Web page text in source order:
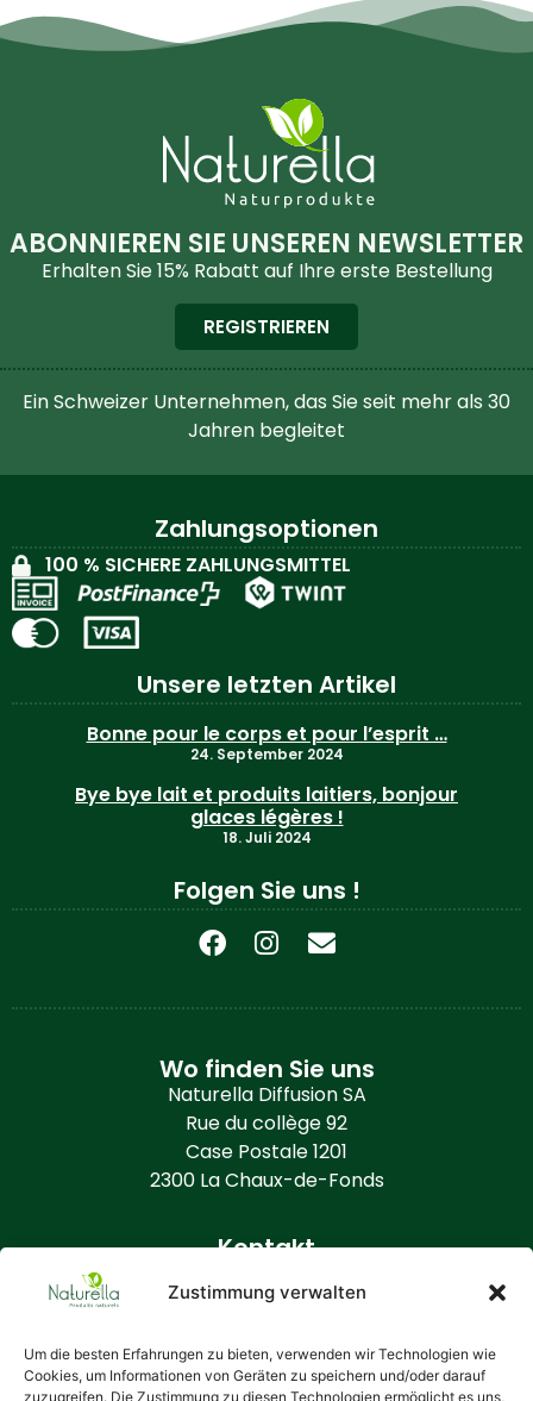
Zustimmung verwalten
Um die besten Erfahrungen zu bieten, verwenden wir Technologien wie
Cookies, um Informationen von Geräten zu speichern und/oder darauf
zuzugreifen. Die Zustimmung zu diesen Technologien ermöglicht es uns,
ABONNIEREN SIE UNSEREN NEWSLETTER
Erhalten Sie 15% Rabatt auf Ihre erste Bestellung
REGISTRIEREN
Ein Schweizer Unternehmen, das Sie seit mehr als 30
Jahren begleitet
Zahlungsoptionen
100 % SICHERE ZAHLUNGSMITTEL
Unsere letzten Artikel
Bonne pour le corps et pour l’esprit …
24. September 2024
Bye bye lait et produits laitiers, bonjour
glaces légères !
18. Juli 2024
Folgen Sie uns !
Wo finden Sie uns
Naturella Diffusion SA
Rue du collège 92
Case Postale 1201
2300 La Chaux-de-Fonds
Kontakt
info@naturella.ch
https://www.naturella.ch